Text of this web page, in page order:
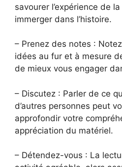
savourer l’expérience de
immerger dans l’histoire.
– Prenez des notes :
idées au fur et à mesure
de mieux vous engager
– Discutez : Parler de ce
d’autres personnes peut
approfondir votre
appréciation du matériel.
– Détendez-vous : La